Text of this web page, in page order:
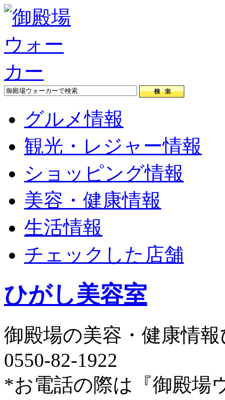
グルメ情報
観光・レジャー情報
ショッピング情報
美容・健康情報
生活情報
チェックした店舗
ひがし美容室
御殿場の美容・健康情
0550-82-1922
*お電話の際は『御殿場